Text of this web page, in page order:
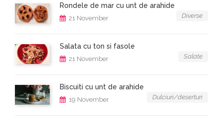
Rondele de mar cu unt de arahide
21 November Diverse
Salata cu ton si fasole
21 November Salate
Biscuiti cu unt de arahide
19 November Dulciuri/deserturi